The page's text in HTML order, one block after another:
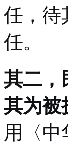
任，待
任。
其二，
其为被
用〈